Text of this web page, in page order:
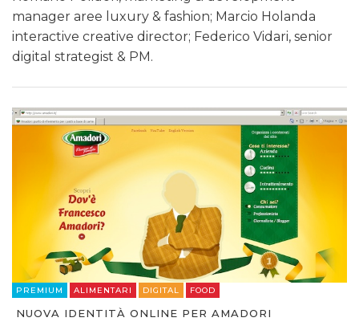
manager aree luxury & fashion; Marcio Holanda
interactive creative director; Federico Vidari, senior
digital strategist & PM.
PREMIUM ALIMENTARI DIGITAL FOOD
NUOVA IDENTITÀ ONLINE PER AMADORI